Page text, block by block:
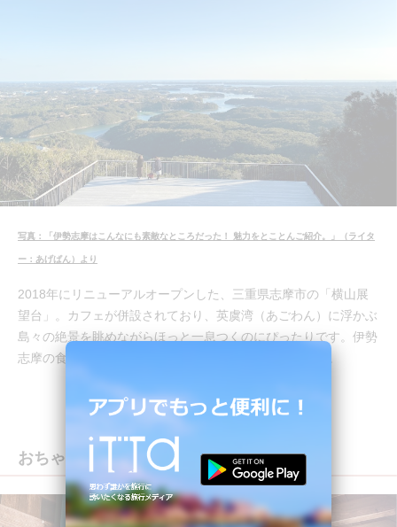
写真：「伊勢志摩はこんなにも素敵なところだった！ 魅力をとことんご紹介。」（ライタ
ー：あげぱん）より
2018年にリニューアルオープンした、三重県志摩市の「横山展
望台」。カフェが併設されており、英虞湾（あごわん）に浮かぶ
島々の絶景を眺めながらほっと一息つくのにぴったりです。伊勢
志摩の食材を使用したメニューも豊富に揃っていますよ。
おちゃくりcafé（高知）